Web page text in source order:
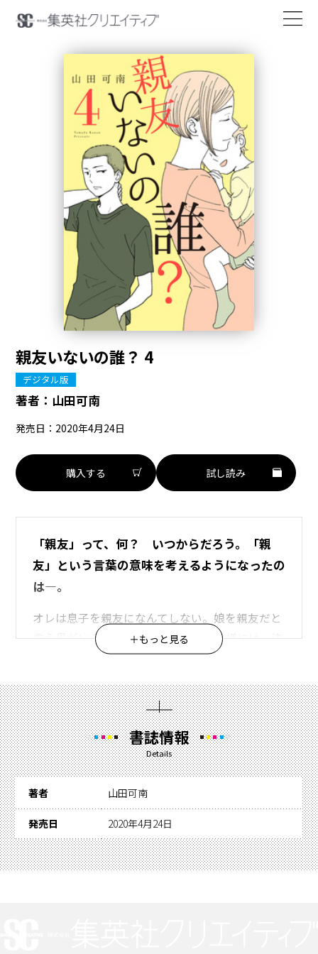
親友いないの誰？ 4
デジタル版
著者： 山田可南
発売日：2020年4月24日
購入する 試し読み
「親友」って、何？ いつからだろう。「親
友」という言葉の意味を考えるようになったの
は―。
オレは息子を親友になんてしない。娘を親友だと
言う母がいる、かつてのオレの家族の様には、決
してなりたくないから。（case12）／親友を作ら
んな私が、彼氏なんて作っていいはずがない―。
(case13）／私と彼女が親友でいられるのは、男
の趣味が違うのも大きな理由。今までは平和だっ
た。でも彼女が紹介してくれた新しい彼は…。
(case14）／親友って、ずっと親友でいられるも
の？ 離れても、時間が経っても。あの頃はそん
なこと疑いすらしなかったけどー。(case15）／
『親友』と呼べる人がいるって、幸せ？ それと
も…？ 女のホンネを繊細に描く大人気シリーズ
＋もっと見る
書誌情報
Details
著者 山田可南
発売日 2020年4月24日